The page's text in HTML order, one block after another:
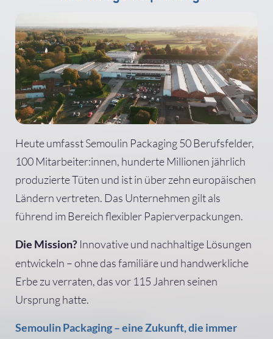
Heute umfasst Semoulin Packaging 50 Berufsfelder,
100 Mitarbeiter:innen, hunderte Millionen jährlich
produzierte Tüten und ist in über zehn europäischen
Ländern vertreten. Das Unternehmen gilt als
führend im Bereich flexibler Papierverpackungen.
Die Mission? Innovative und nachhaltige Lösungen
entwickeln – ohne das familiäre und handwerkliche
Erbe zu verraten, das vor 115 Jahren seinen
Ursprung hatte.
Semoulin Packaging – eine Zukunft, die immer